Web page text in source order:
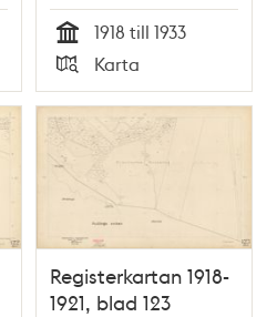
Tid
1918 till 1933
Typ
Karta
Registerkartan 1918-
1921, blad 123